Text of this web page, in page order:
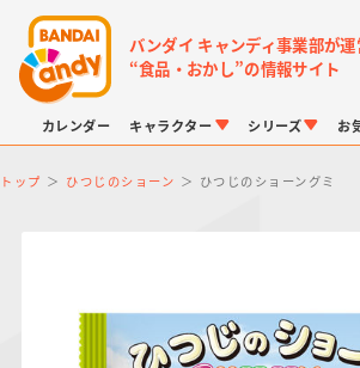
バンダイ キャンディ事業部が運
“食品・おかし”の情報サイト
カレンダー キャラクター
LINK TRAVELERS プリキュアシリーズ
シリーズ
チョコボックス チョコサプ
お
トップ ひつじのショーン ひつじのショーングミ